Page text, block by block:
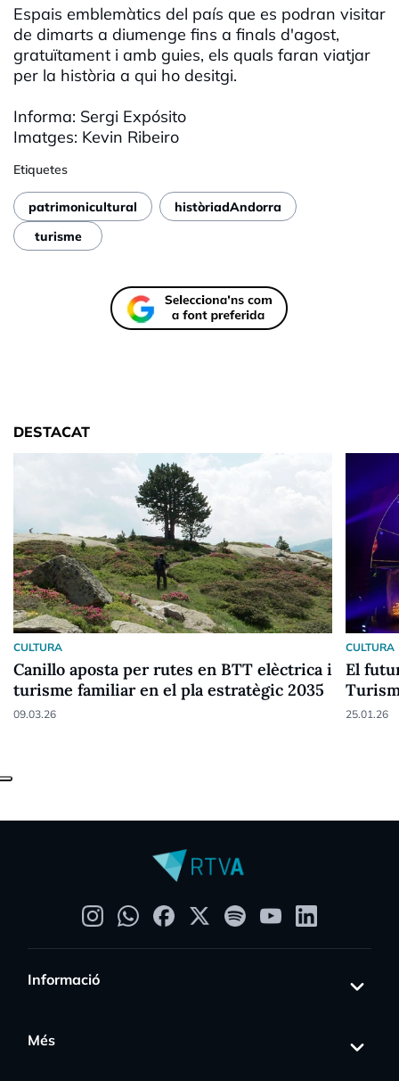
Espais emblemàtics del país que es podran visitar
de dimarts a diumenge fins a finals d'agost,
gratuïtament i amb guies, els quals faran viatjar
per la història a qui ho desitgi.
Informa: Sergi Expósito
Imatges: Kevin Ribeiro
Etiquetes
patrimonicultural
històriadAndorra
turisme
DESTACAT
CULTURA
Canillo aposta per rutes en BTT elèctrica i
turisme familiar en el pla estratègic 2035
09.03.26
CULTURA
El
25.01.26
Informació
Més